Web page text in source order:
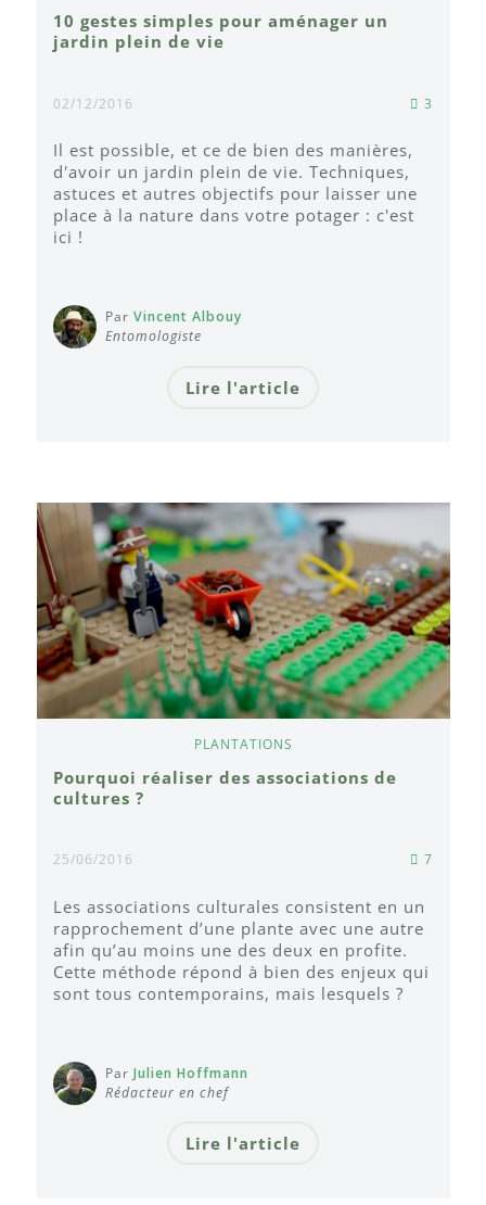
10 gestes simples pour aménager un
jardin plein de vie
02/12/2016 3
Il est possible, et ce de bien des manières,
d'avoir un jardin plein de vie. Techniques,
astuces et autres objectifs pour laisser une
place à la nature dans votre potager : c'est
ici !
Par Vincent Albouy
Entomologiste
Lire l'article
PLANTATIONS
Pourquoi réaliser des associations de
cultures ?
25/06/2016 7
Les associations culturales consistent en un
rapprochement d’une plante avec une autre
afin qu’au moins une des deux en profite.
Cette méthode répond à bien des enjeux qui
sont tous contemporains, mais lesquels ?
Par Julien Hoffmann
Rédacteur en chef
Lire l'article